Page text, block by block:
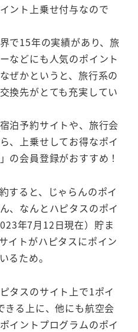
ント上乗せ付与なので
で15年の実績があり、旅
などにも人気のポイント
ぜかというと、旅行系の
換先がとても充実してい
泊予約サイトや、旅行会
、上乗せしてお得なポイ
の会員登録がおすすめ！
すると、じゃらんのポイ
、なんとハピタスのポイ
年7月12日現在）貯ま
イトがハピタスにポイン
るため。
タスのサイト上で1ポイ
きる上に、他にも航空会
イントプログラムのポイ